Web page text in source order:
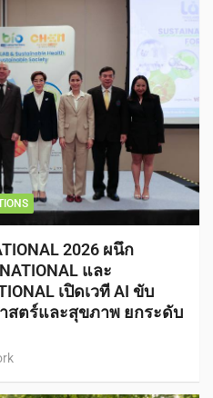
2026 ผนึก
และ
เปิดเวที AI ขับ
สตร์และสุขภาพ ยกระดับ